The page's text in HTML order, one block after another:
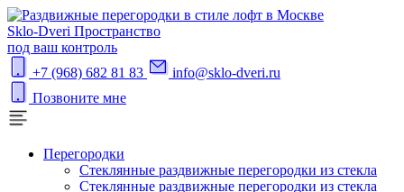
Sklo-Dveri Пространство
под ваш контроль
+7 (968) 682 81 83
info@sklo-dveri.ru
Позвоните мне
Перегородки
Стеклянные раздвижные перегородки из стекла
Стеклянные раздвижные перегородки из стекла